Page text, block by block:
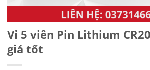
Vỉ 5 viên Pin Lithium
giá tốt